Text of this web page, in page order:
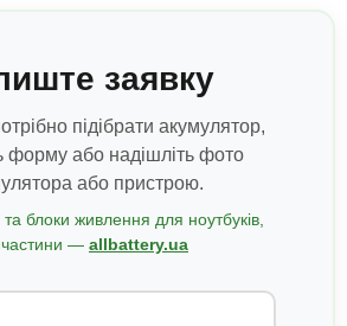
заявку
підібрати акумулятор,
форму або надішліть фото
або пристрою.
блоки живлення для ноутбуків,
— allbattery.ua